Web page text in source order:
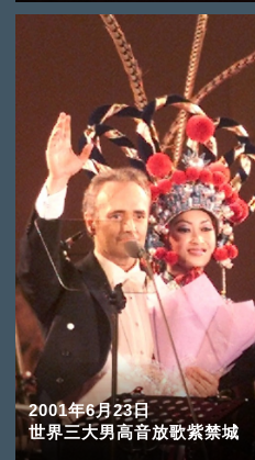
2001年6月23日
世界三大男高音放歌紫禁城